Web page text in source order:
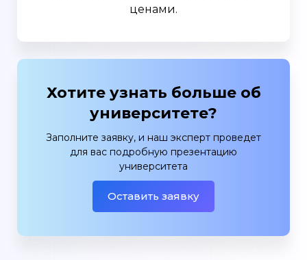
ценами.
Хотите узнать больше об
университете?
Заполните заявку, и наш эксперт проведет
для вас подробную презентацию
университета
Оставить заявку